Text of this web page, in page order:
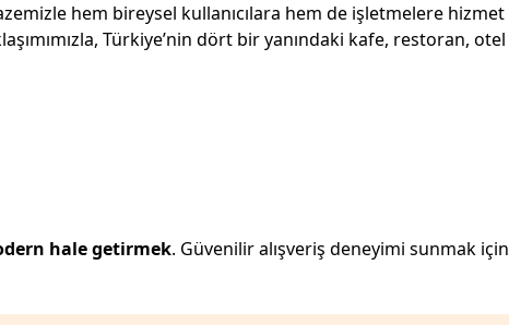
hem bireysel kullanıcılara hem de işletmelere
Türkiye’nin dört bir yanındaki kafe, restoran,
hale getirmek. Güvenilir alışveriş deneyimi sunmak